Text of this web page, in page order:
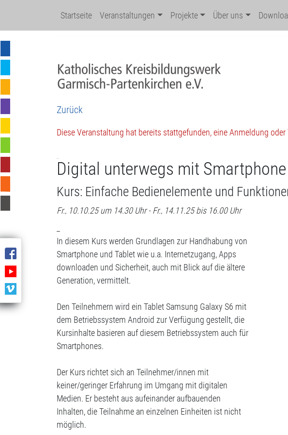
Startseite Veranstaltungen Projekte Über uns
Zurück
Diese Veranstaltung hat bereits stattgefunden, eine Anmeldung
Digital unterwegs mit
Kurs: Einfache Bedienelemente und
Fr., 10.10.25 um 14.30 Uhr - Fr., 14.11.25 bis 16.00 Uhr
In diesem Kurs werden Grundlagen zur Handhabung von
Smartphone und Tablet wie u.a. Internetzugang, Apps
downloaden und Sicherheit, auch mit Blick auf die ältere
Generation, vermittelt.
Den Teilnehmern wird ein Tablet Samsung Galaxy S6 mit
dem Betriebssystem Android zur Verfügung gestellt, die
Kursinhalte basieren auf diesem Betriebssystem auch für
Smartphones.
Der Kurs richtet sich an Teilnehmer/innen mit
keiner/geringer Erfahrung im Umgang mit digitalen
Medien. Er besteht aus aufeinander aufbauenden
Inhalten, die Teilnahme an einzelnen Einheiten ist nicht
möglich.